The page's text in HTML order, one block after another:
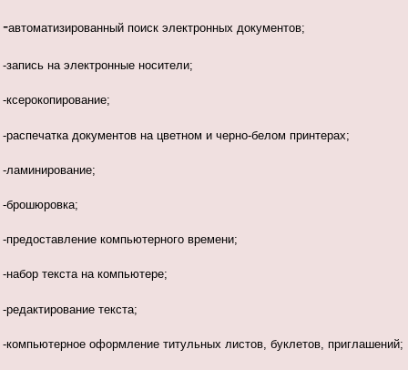
-автоматизированный поиск электронных документов;
-запись на электронные носители;
-ксерокопирование;
-распечатка документов на цветном и черно-белом принтерах;
-ламинирование;
-брошюровка;
-предоставление компьютерного времени;
-набор текста на компьютере;
-редактирование текста;
-компьютерное оформление титульных листов, буклетов, приглашений;